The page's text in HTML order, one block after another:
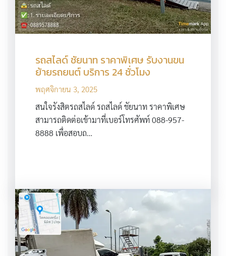
รถสไลด์ ชัยนาท ราคาพิเศษ รับงานขน
ย้ายรถยนต์ บริการ 24 ชั่วโมง
พฤศจิกายน 3, 2025
สนใจรังสิตรถสไลด์ รถสไลด์ ชัยนาท ราคาพิเศษ
สามารถติดต่อเข้ามาที่เบอร์โทรศัพท์ 088-957-
8888 เพื่อสอบถ…